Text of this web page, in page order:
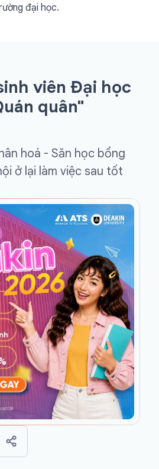
đại học.
viên Đại học
quân"
hoá - Săn học bổng
ở lại làm việc sau tốt